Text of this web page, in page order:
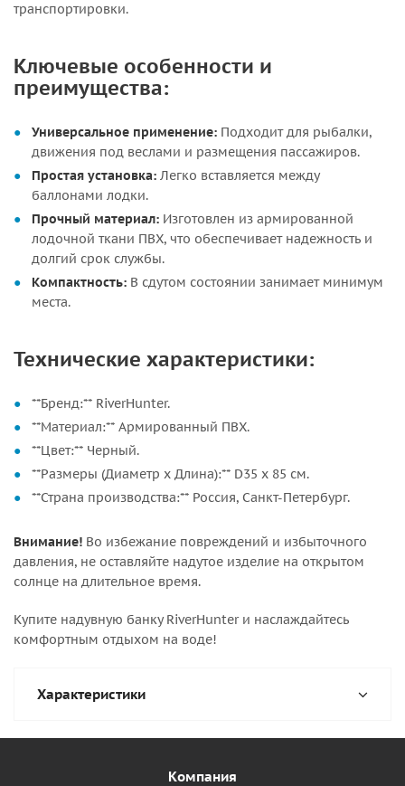
транспортировки.
Ключевые особенности и
преимущества:
Универсальное применение: Подходит для рыбалки,
движения под веслами и размещения пассажиров.
Простая установка: Легко вставляется между
баллонами лодки.
Прочный материал: Изготовлен из армированной
лодочной ткани ПВХ, что обеспечивает надежность и
долгий срок службы.
Компактность: В сдутом состоянии занимает минимум
места.
Технические характеристики:
**Бренд:** RiverHunter.
**Материал:** Армированный ПВХ.
**Цвет:** Черный.
**Размеры (Диаметр х Длина):** D35 х 85 см.
**Страна производства:** Россия, Санкт-Петербург.
Внимание! Во избежание повреждений и избыточного
давления, не оставляйте надутое изделие на открытом
солнце на длительное время.
Купите надувную банку RiverHunter и наслаждайтесь
комфортным отдыхом на воде!
Характеристики
Компания